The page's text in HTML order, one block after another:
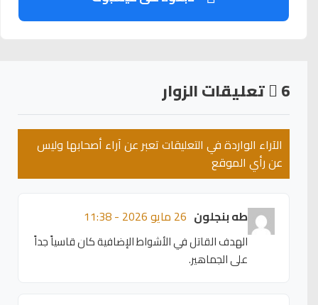
6 تعليقات الزوار
الآراء الواردة في التعليقات تعبر عن آراء أصحابها وليس
عن رأي الموقع
طه بنجلون 26 مايو 2026 - 11:38
الهدف القاتل في الأشواط الإضافية كان قاسياً جداً
على الجماهير.